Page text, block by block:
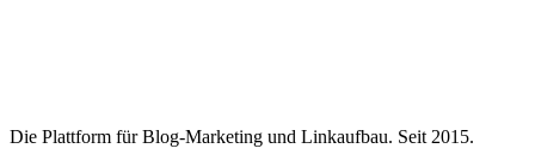
Die Plattform für Blog-Marketing und Linkaufbau. Seit 2015.